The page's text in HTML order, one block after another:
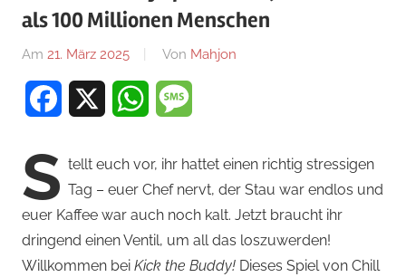
als 100 Millionen Menschen
Am 21. März 2025 Von Mahjon
Arcade-
Spiele
News
Facebook WhatsApp
S tellt euch vor, ihr hattet einen richtig stressigen
Tag – euer Chef nervt, der Stau war endlos und
euer Kaffee war auch noch kalt. Jetzt braucht ihr
dringend einen Ventil, um all das loszuwerden!
Willkommen bei Kick the Buddy! Dieses Spiel von Chill